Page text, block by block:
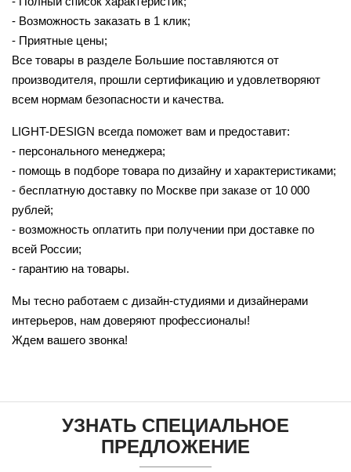
- Возможность заказать в 1 клик;
- Приятные цены;
Все товары в разделе Большие поставляются от
производителя, прошли сертификацию и удовлетворяют
всем нормам безопасности и качества.
LIGHT-DESIGN всегда поможет вам и предоставит:
- персонального менеджера;
- помощь в подборе товара по дизайну и характеристиками;
- бесплатную доставку по Москве при заказе от 10 000
рублей;
- возможность оплатить при получении при доставке по
всей России;
- гарантию на товары.
Мы тесно работаем с дизайн-студиями и дизайнерами
интерьеров, нам доверяют профессионалы!
Ждем вашего звонка!
УЗНАТЬ СПЕЦИАЛЬНОЕ
ПРЕДЛОЖЕНИЕ